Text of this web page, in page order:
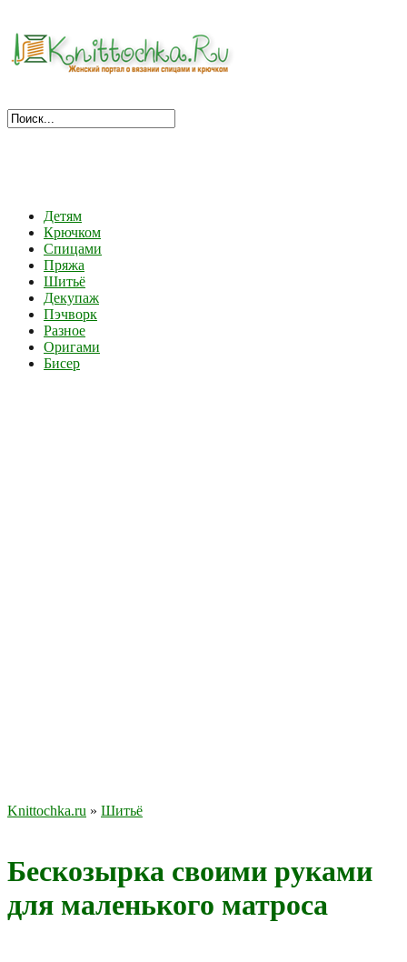
Детям
Крючком
Спицами
Пряжа
Шитьё
Декупаж
Пэчворк
Разное
Оригами
Бисер
Knittochka.ru » Шитьё
Бескозырка своими руками
для маленького матроса